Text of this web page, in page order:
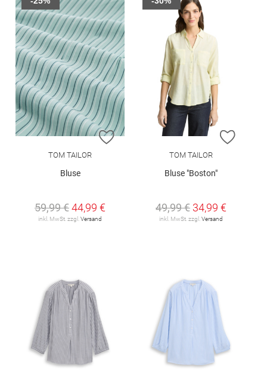
ZUR WUNSCHLISTE HINZUFÜGEN
TOM TAILOR
Bluse
59,99 €44,99 €
inkl. MwSt. zzgl.Versand
ZUR
TOM TAILOR
Bluse "Boston"
49,99 € 34,99 €
inkl. MwSt. zzgl.Versand